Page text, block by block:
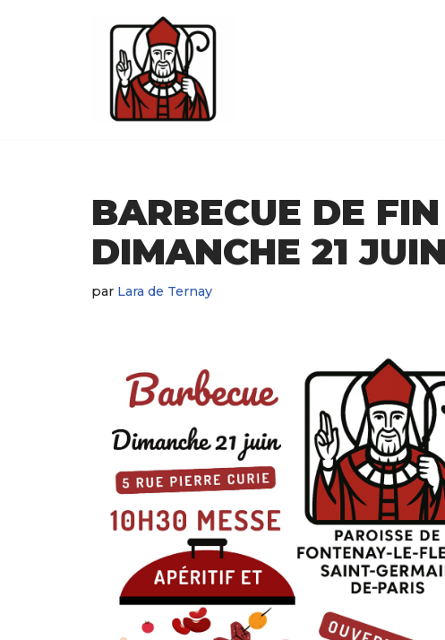
BARBECUE DE
DIMANCHE 21
par Lara de Ternay